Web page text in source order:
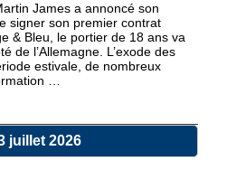
James a annoncé son
signer son premier contrat
& Bleu, le portier de 18 ans va
de l’Allemagne. L’exode des
estivale, de nombreux
…
juillet 2026